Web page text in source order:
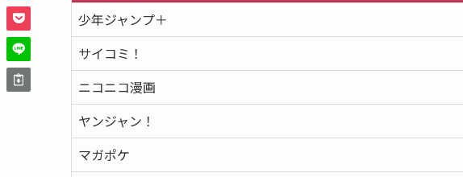
少年ジャンプ＋
サイコミ！
ニコニコ漫画
ヤンジャン！
マガポケ